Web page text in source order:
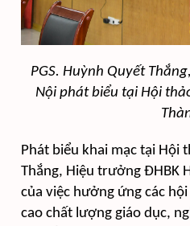
PGS. Huỳnh Quyết
Nộiphát biểu tại Hội
Phát biểu khai mạc tại Hội
Thắng, Hiệu trưởng ĐHBK
của việc hưởng ứng các
cao chất lượng giáo dục,